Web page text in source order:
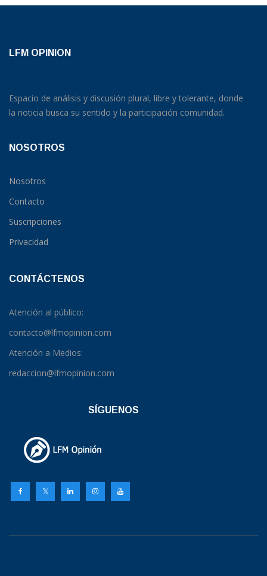
LFM OPINION
Espacio de análisis y discusión plural, libre y tolerante, donde
la noticia busca su sentido y la participación comunidad.
NOSOTROS
Nosotros
Contacto
Suscripciones
Privacidad
CONTÁCTENOS
Atención al público:
contacto@lfmopinion.com
Atención a Medios:
redaccion@lfmopinion.com
SÍGUENOS